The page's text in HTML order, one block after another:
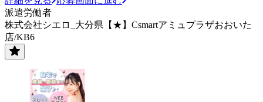
派遣労働者
株式会社シエロ_大分県【★】Csmartアミュプラザおおいた
店/KB6